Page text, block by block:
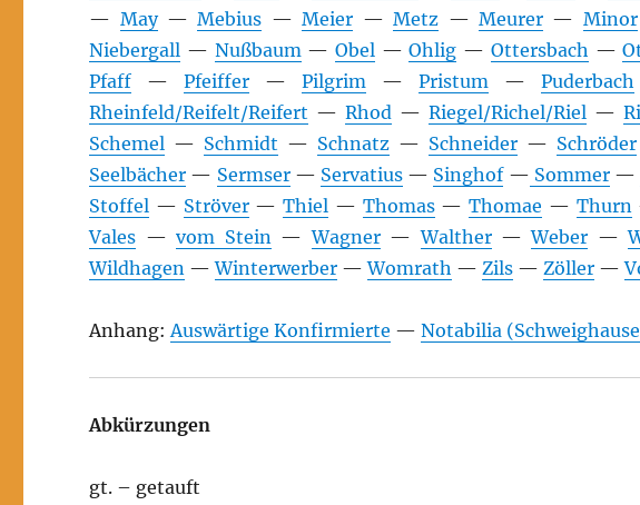
— May—Mebius —Meier —Metz — Meurer— Minor
Niebergall — Nußbaum —Obel —Ohlig — Ottersbach —
Pfaff —Pfeiffer —Pilgrim —Pristum —Puderbach
Rheinfeld/Reifelt/Reifert — Rhod — Riegel/Richel/Riel —
Schemel — Schmidt — Schnatz — Schneider — Schröder
Seelbächer — Sermser— Servatius — Singhof— Sommer—
Stoffel — Ströver—Thiel — Thomas—Thomae — Thurn
Vales —vom Stein —Wagner—Walther—Weber —
Wildhagen —Winterwerber —Womrath — Zils — Zöller —
Anhang: Auswärtige Konfirmierte —Notabilia
Abkürzungen
gt. – getauft